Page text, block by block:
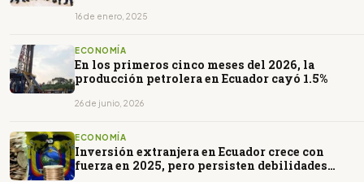
16 de enero, 2025
ECONOMÍA
En los primeros cinco meses del 2026, la
producción petrolera en Ecuador cayó 1.5%
26 de junio, 2026
ECONOMÍA
Inversión extranjera en Ecuador crece con
fuerza en 2025, pero persisten debilidades